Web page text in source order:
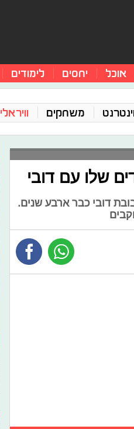
אוכל יחסים לימודים
משחקים וויראלי
שלו עם דובי
דובי כבר ארבע שנים.